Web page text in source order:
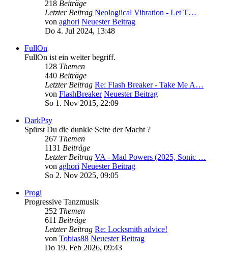
218 Beiträge
Letzter Beitrag Neologiical Vibration - Let T…
von aghori Neuester Beitrag
Do 4. Jul 2024, 13:48
FullOn
FullOn ist ein weiter begriff.
128 Themen
440 Beiträge
Letzter Beitrag Re: Flash Breaker - Take Me A…
von FlashBreaker Neuester Beitrag
So 1. Nov 2015, 22:09
DarkPsy
Spürst Du die dunkle Seite der Macht ?
267 Themen
1131 Beiträge
Letzter Beitrag VA - Mad Powers (2025, Sonic …
von aghori Neuester Beitrag
So 2. Nov 2025, 09:05
Progi
Progressive Tanzmusik
252 Themen
611 Beiträge
Letzter Beitrag Re: Locksmith advice!
von Tobias88 Neuester Beitrag
Do 19. Feb 2026, 09:43